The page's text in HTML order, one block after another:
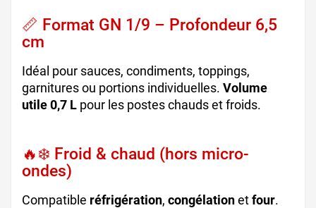
📏 Format GN 1/9 – Profondeur 6,5
cm
Idéal pour sauces, condiments, toppings,
garnitures ou portions individuelles. Volume
utile 0,7 L pour les postes chauds et froids.
🔥❄️ Froid & chaud (hors micro-
ondes)
Compatible réfrigération, congélationetfour.